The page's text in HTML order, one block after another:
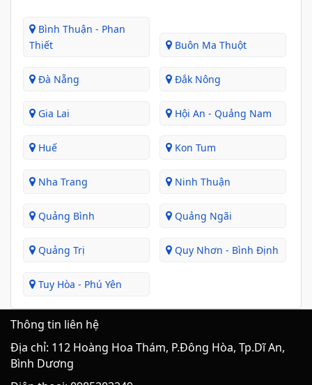
Bình Thuận - Phan
Thiết
Buôn Ma Thuột
Đà Nẵng Đắk Nông
Gia Lai Hội An - Quảng Nam
Huế Kon Tum
Nha Trang Ninh Thuận
Quảng Bình Quảng Ngãi
Quảng Trị Quy Nhơn - Bình Định
Tuy Hòa - Phú Yên
Thông tin liên hệ
Địa chỉ: 112 Hoàng Hoa Thám, P.Đông Hòa, Tp.Dĩ An,
Bình Dương